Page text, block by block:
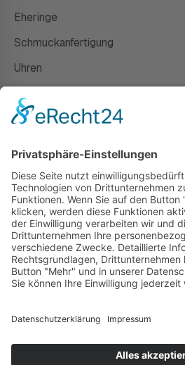
Eheringe
Schmuckanfertigung
Uhren
Susanne Steiger
Geschäfte
Newsletter
Kontakt
© 2026 JUWELIER